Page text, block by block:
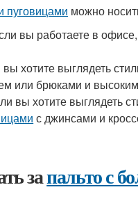
пуговицами можно
вы работаете в
хотите выглядеть
или брюками и
вы хотите выглядеть
с джинсами и
запальто с